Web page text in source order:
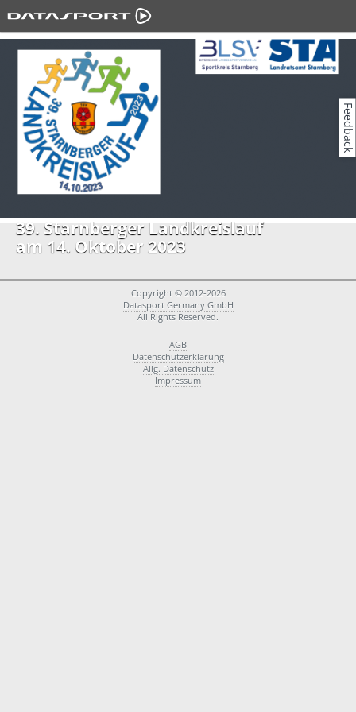
39. Starnberger Landkreislauf
am 14. Oktober 2023
Copyright © 2012-2026
Datasport Germany GmbH
All Rights Reserved.
AGB
Datenschutzerklärung
Allg. Datenschutz
Impressum
Feedback